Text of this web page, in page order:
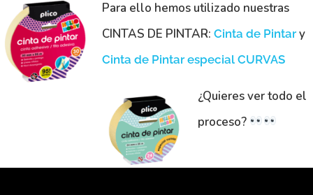
Para ello hemos utilizado nuestras
CINTAS DE PINTAR: Cinta de Pintary
Cinta de Pintar especial CURVAS
¿Quieres ver todo el
proceso?